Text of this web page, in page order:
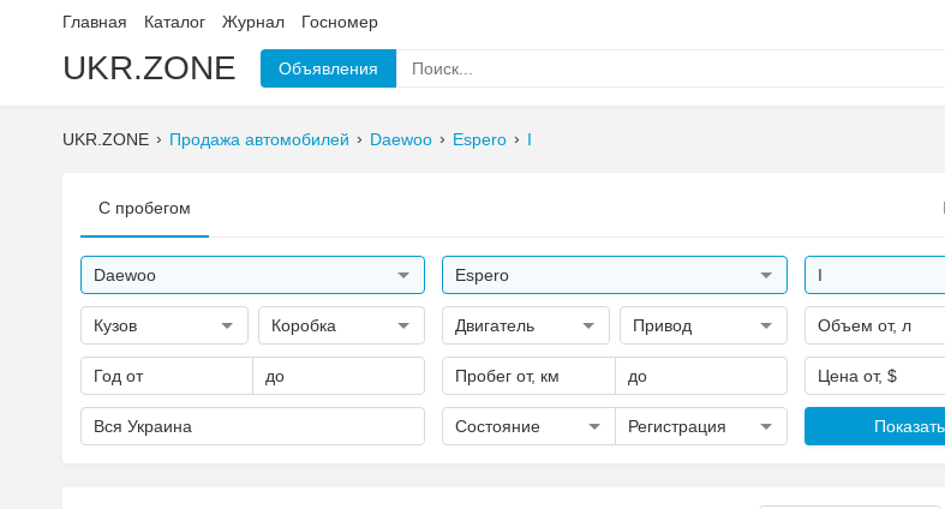
Главная Каталог Журнал Госномер
UKR.ZONE Объявления
UKR.ZONE Продажа автомобилей Daewoo Espero I
С пробегом
Daewoo Espero I
Кузов Коробка Двигатель Привод Объем от, л
Год от до Пробег от, км до Цена от, $
Вся Украина Состояние Регистрация